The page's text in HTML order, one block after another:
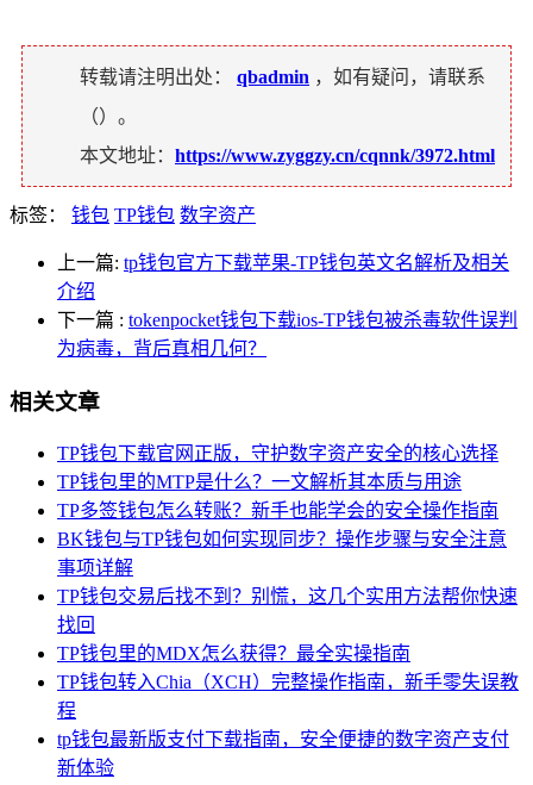
转载请注明出处： qbadmin ，如有疑问，请联系
（）。
本文地址： https://www.zyggzy.cn/cqnnk/3972.html
标签： 钱包 TP钱包 数字资产
上一篇: tp钱包官方下载苹果-TP钱包英文名解析及相关
介绍
下一篇 : tokenpocket钱包下载ios-TP钱包被杀毒软件误判
为病毒，背后真相几何？
相关文章
TP钱包下载官网正版，守护数字资产安全的核心选择
TP钱包里的MTP是什么？一文解析其本质与用途
TP多签钱包怎么转账？新手也能学会的安全操作指南
BK钱包与TP钱包如何实现同步？操作步骤与安全注意
事项详解
TP钱包交易后找不到？别慌，这几个实用方法帮你快速
找回
TP钱包里的MDX怎么获得？最全实操指南
TP钱包转入Chia（XCH）完整操作指南，新手零失误教
程
tp钱包最新版支付下载指南，安全便捷的数字资产支付
新体验